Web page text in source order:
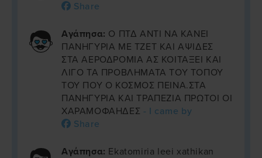
Share
Αγάπησα: Ο ΠΤΔ ΑΝΤΙ ΝΑ ΚΑΝΕΙ
ΠΑΝΗΓΥΡΙΑ ΜΕ ΤΖΕΤ ΚΑΙ ΑΨΙΔΕΣ
ΣΤΑ ΑΕΡΟΔΡΟΜΙΑ ΑΣ ΚΟΙΤΑΞΕΙ ΚΑΙ
ΛΙΓΟ ΤΑ ΠΡΟΒΛΗΜΑΤΑ ΤΟΥ ΤΟΠΟΥ
ΤΟΥ ΠΟΥ Ο ΚΟΣΜΟΣ ΠΕΙΝΑ.ΣΤΑ
ΠΑΝΗΓΥΡΙΑ ΚΑΙ ΤΡΑΠΕΖΙΑ ΠΡΩΤΟΙ ΟΙ
ΧΑΡΑΜΟΦΑΗΔΕΣ - I came by
Share
Αγάπησα: Ekatomiria leei xathikan